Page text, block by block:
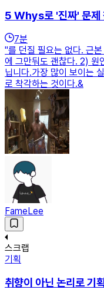
5 Whys로 '진짜' 문제
7분
"를 던질 필요는 없다. 근
에 그만둬도 괜찮다. 2) 원
닙니다.가장 많이 보이는
로 착각하는 것이다.&
FameLee
스크랩
기획
취향이 아닌 논리로 기